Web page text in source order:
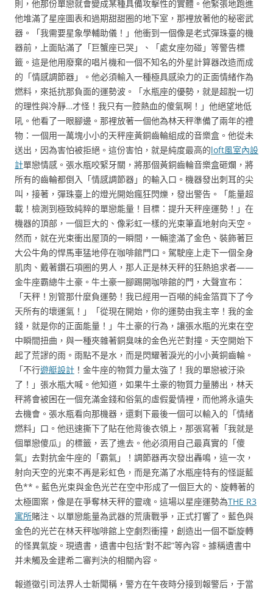
則，他那份單戀就會變成某種具備攻擊性的實體。他緊張地跑進
他堆滿了星座圖表和過期甜甜圈的地下室，那裡放著他的秘密武
器。「我需要星象學輔助儀！」他衝到一個像是老式彈珠臺的機
器前，上面貼滿了「巨蟹座已哭」、「處女座勿碰」等警告標
籤。這是他用廢棄的唱片機和一個不知名的外星計算器改造而成
的「情感調節器」。他必須輸入一種極具感染力的正面情緒作為
燃料，來抵抗那負面的運勢波。「水瓶座的優勢，就是超脫一切
的理性與冷靜…才怪！我只有一腔熱血的傻氣啊！」他絕望地低
吼。他看了一眼腳邊。那裡放著一個他為林天秤準備了兩年的禮
物：一個用一萬塊小小的天秤座黃銅齒輪組成的音樂盒。他從未
送出，因為害怕被拒絕。這份害怕，就是純度最高的loft風室內設
計單戀情感。張水瓶咬緊牙關，將那個黃銅齒輪音樂盒砸爛，將
所有的齒輪都倒入「情感調節器」的輸入口。機器發出刺耳的尖
叫，接著，彈珠臺上的燈光開始瘋狂閃爍，發出警告。「能量超
載！檢測到極致純粹的單戀能量！目標：提升天秤座運勢！」在
機器的頂部，一個巨大的、像彩虹一樣的光束筆直地射向天空。
然而，就在光束衝出屋頂的一瞬間，一輛塗滿了金色、裝飾著巨
大公牛角的悍馬車猛地停在咖啡館門口。駕駛座上走下一個全身
肌肉、戴著鑽石項圈的男人，那人正是林天秤的狂熱追求者——
金牛座霸總牛土豪。牛土豪一腳踢開咖啡館的門，大聲宣布：
「天秤！別管那什麼負運勢！我已經用一百噸的純金箔買下了今
天所有的壞運氣！」「從現在開始，你的運勢由我主宰！我的金
錢，就是你的正面能量！」牛土豪的行為，讓張水瓶的光束在空
中瞬間扭曲，與一種夾雜著銅臭味的金色光芒對撞。天空開始下
起了荒謬的雨。雨點不是水，而是閃耀著淚光的小小黃銅齒輪。
「不行遊艇設計 ！金牛座的物質力量太強了！我的單戀被汙染
了！」張水瓶大喊。他知道，如果牛土豪的物質力量勝出，林天
秤將會被困在一個充滿金錢和俗氣的虛假愛情裡，而他將永遠失
去機會。張水瓶看向那機器，還剩下最後一個可以輸入的「情緒
燃料」口。他迅速撕下了貼在他背後衣領上，那張寫著「我就是
個單戀傻瓜」的標籤，丟了進去。他必須用自己最真實的「傻
氣」去對抗金牛座的「霸氣」！調節器再次發出轟鳴，這一次，
射向天空的光束不再是彩虹色，而是充滿了水瓶座特有的怪誕藍
色**。藍色光束與金色光芒在空中形成了一個巨大的、旋轉著的
太極圖案，像是在爭奪林天秤的靈魂。這場以星座運勢為THE R3
寓所賭注、以單戀能量為武器的荒唐戰爭，正式打響了。藍色與
金色的光芒在林天秤咖啡館上空劇烈衝撞，創造出一個不斷旋轉
的怪異氣旋。現遺書，遺書中包括“對不起”等內容。據稱遺書中
并未觸及金建希二審判決的相關內容。
報道徵引司法界人士新聞稱，警方在午夜時分接到報警后，于當